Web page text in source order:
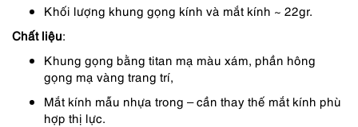
Khối lượng khung gọng kính và mắt kính ~ 22gr.
Chất liệu:
Khung gọng bằng titan mạ màu xám, phần hông
gọng mạ vàng trang trí,
Mắt kính mẫu nhựa trong – cần thay thế mắt kính phù
hợp thị lực.